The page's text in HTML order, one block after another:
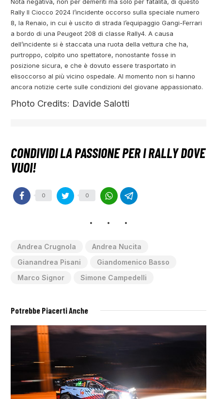
Rally Il Ciocco 2024 l’incidente occorso sulla speciale numero
8, la Renaio, in cui è uscito di strada l’equipaggio Gangi-Ferrari
a bordo di una Peugeot 208 di classe Rally4. A causa
dell’incidente si è staccata una ruota della vettura che ha,
purtroppo, colpito uno spettatore, nonostante fosse in
posizione sicura, e che è dovuto essere trasportato in
elisoccorso al più vicino ospedale. Al momento non si hanno
ancora notizie certe sulle condizioni del giovane appassionato.
Photo Credits: Davide Salotti
0 0
Andrea Crugnola
Andrea Nucita
Gianandrea Pisani
Giandomenico Basso
Marco Signor
Simone Campedelli
Potrebbe Piacerti Anche